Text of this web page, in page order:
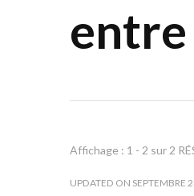
entre
Affichage : 1 - 2 sur 2
UPDATED ON SEPTEMBRE